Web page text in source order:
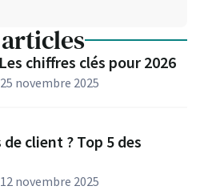
chiffres clés pour 2026
25 novembre 2025
client ? Top 5 des
12 novembre 2025